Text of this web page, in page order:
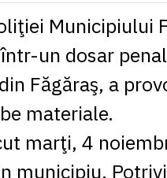
1 SEK= 0.4526
1 TRY= 0.1141
1 UAH= 0.1048
= 5.9383
1 ZAR= 0.2318
Municipiului
un dosar
Făgăraş, a
materiale.
marţi, 4
municipiu.